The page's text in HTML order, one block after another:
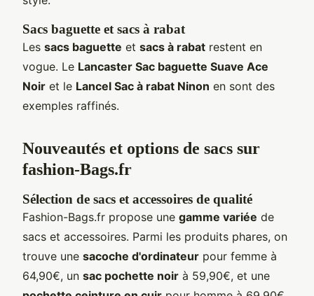
Sacs baguette et sacs à rabat
Les sacs baguette et sacs à rabat restent en
vogue. Le Lancaster Sac baguette Suave Ace
Noir et le Lancel Sac à rabat Ninon en sont des
exemples raffinés.
Nouveautés et options de sacs sur
fashion-Bags.fr
Sélection de sacs et accessoires de qualité
Fashion-Bags.fr propose une gamme variée de
sacs et accessoires. Parmi les produits phares, on
trouve une sacoche d'ordinateur pour femme à
64,90€, un sac pochette noir à 59,90€, et une